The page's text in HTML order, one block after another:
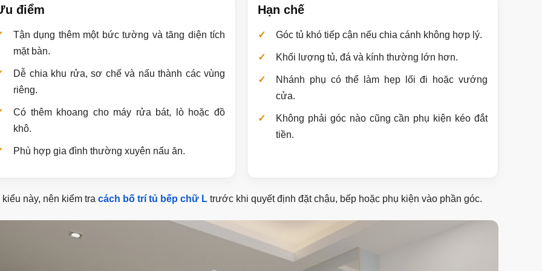
điểm
Tận dụng thêm một bức tường và tăng diện tích
mặt bàn.
Dễ chia khu rửa, sơ chế và nấu thành các vùng
riêng.
Có thêm khoang cho máy rửa bát, lò hoặc đồ
khô.
Phù hợp gia đình thường xuyên nấu ăn.
Hạn chế
Góc tủ khó tiếp cận nếu chia cánh không hợp lý.
Khối lượng tủ, đá và kính thường lớn hơn.
Nhánh phụ có thể làm hẹp lối đi hoặc vướng
cửa.
Không phải góc nào cũng cần phụ kiện kéo đắt
tiền.
này, nên kiểm tra cách bố trí tủ bếp chữ L trước khi quyết định đặt chậu, bếp hoặc phụ kiện vào phần góc.